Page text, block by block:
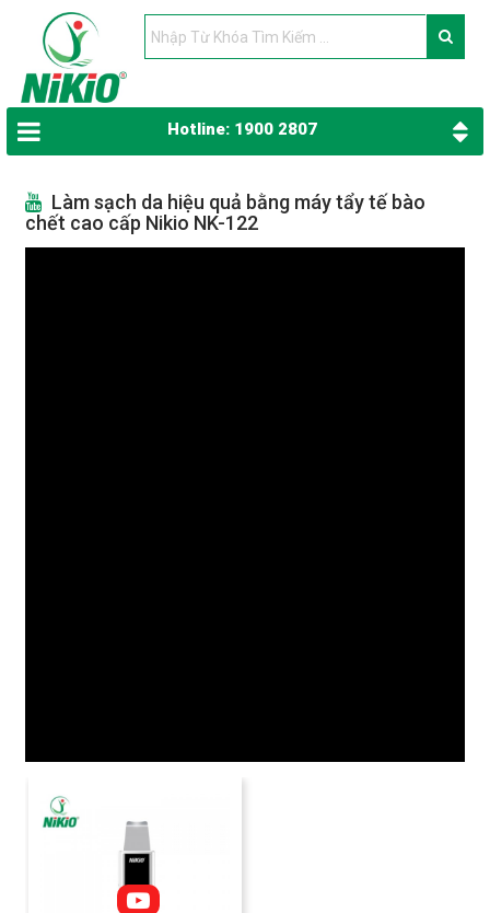
Hotline: 1900 2807
Làm sạch da hiệu quả bằng máy tẩy tế bào
chết cao cấp Nikio NK-122